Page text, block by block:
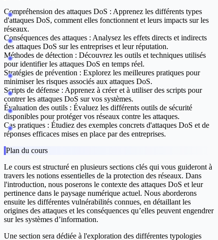
Compréhension des attaques DoS : Apprenez les différents types
d'attaques DoS, comment elles fonctionnent et leurs impacts sur les
réseaux.
Conséquences des attaques : Analysez les effets directs et indirects
des attaques DoS sur les entreprises et leur réputation.
Méthodes de détection : Découvrez les outils et techniques utilisés
pour identifier les attaques DoS en temps réel.
Stratégies de prévention : Explorez les meilleures pratiques pour
minimiser les risques associés aux attaques DoS.
Scripts de défense : Apprenez à créer et à utiliser des scripts pour
contrer les attaques DoS sur vos systèmes.
Évaluation des outils : Évaluez les différents outils de sécurité
disponibles pour protéger vos réseaux contre les attaques.
Cas pratiques : Étudiez des exemples concrets d'attaques DoS et de
réponses efficaces mises en place par des entreprises.
Plan du cours
Le cours est structuré en plusieurs sections clés qui vous guideront à
travers les notions essentielles de la protection des réseaux. Dans
l'introduction, nous poserons le contexte des attaques DoS et leur
pertinence dans le paysage numérique actuel. Nous aborderons
ensuite les différentes vulnérabilités connues, en détaillant les
origines des attaques et les conséquences qu’elles peuvent engendrer
sur les systèmes d’information.
Une section sera dédiée à l'exploration des différentes typologies